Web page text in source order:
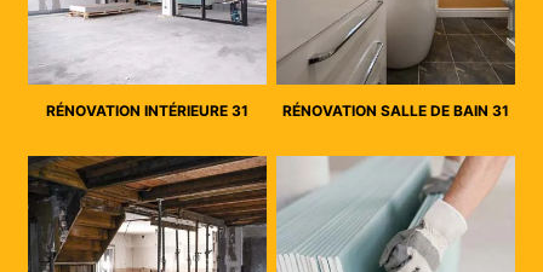
RÉNOVATION INTÉRIEURE 31 RÉNOVATION SALLE DE BAIN 31